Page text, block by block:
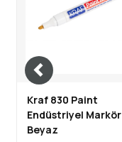
Kraf 830 Paint
Endüstriyel Markör
Beyaz